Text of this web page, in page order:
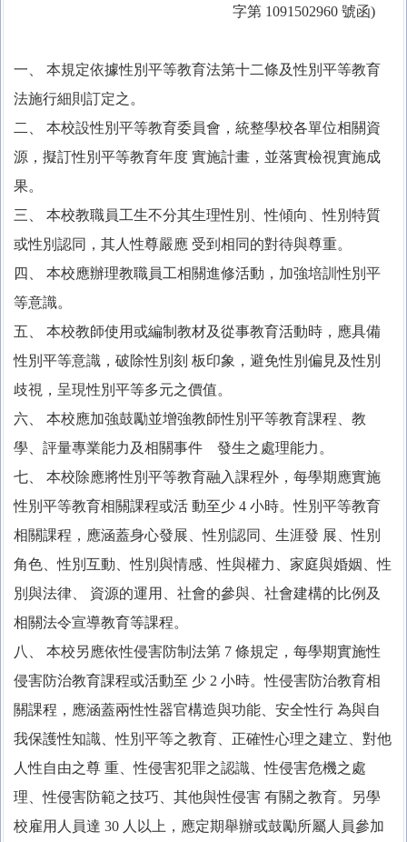
字第 1091502960 號函)
一、 本規定依據性別平等教育法第十二條及性別平等教育
法施行細則訂定之。
二、 本校設性別平等教育委員會，統整學校各單位相關資
源，擬訂性別平等教育年度 實施計畫，並落實檢視實施成
果。
三、 本校教職員工生不分其生理性別、性傾向、性別特質
或性別認同，其人性尊嚴應 受到相同的對待與尊重。
四、 本校應辦理教職員工相關進修活動，加強培訓性別平
等意識。
五、 本校教師使用或編制教材及從事教育活動時，應具備
性別平等意識，破除性別刻 板印象，避免性別偏見及性別
歧視，呈現性別平等多元之價值。
六、 本校應加強鼓勵並增強教師性別平等教育課程、教
學、評量專業能力及相關事件 發生之處理能力。
七、 本校除應將性別平等教育融入課程外，每學期應實施
性別平等教育相關課程或活 動至少 4 小時。性別平等教育
相關課程，應涵蓋身心發展、性別認同、生涯發 展、性別
角色、性別互動、性別與情感、性與權力、家庭與婚姻、性
別與法律、 資源的運用、社會的參與、社會建構的比例及
相關法令宣導教育等課程。
八、 本校另應依性侵害防制法第 7 條規定，每學期實施性
侵害防治教育課程或活動至 少 2 小時。性侵害防治教育相
關課程，應涵蓋兩性性器官構造與功能、安全性行 為與自
我保護性知識、性別平等之教育、正確性心理之建立、對他
人性自由之尊 重、性侵害犯罪之認識、性侵害危機之處
理、性侵害防範之技巧、其他與性侵害 有關之教育。另學
校雇用人員達 30 人以上，應定期舉辦或鼓勵所屬人員參加